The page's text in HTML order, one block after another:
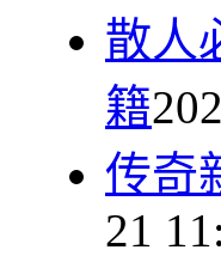
散人
籍
传奇
21